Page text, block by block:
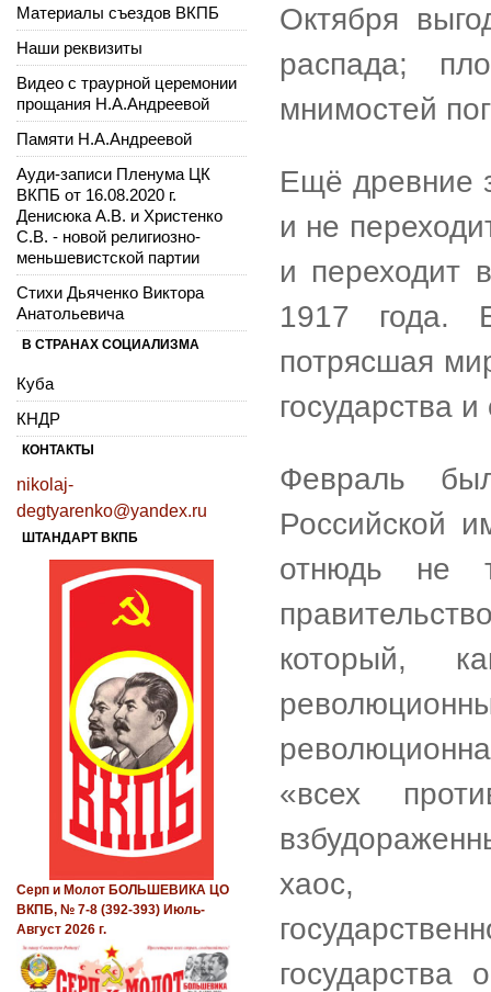
Октября
распада;
мнимостей
Ещё древние
и не
и переходит
1917 года.
потрясшая
государства
Февраль
Российской
отнюдь не
который,
«всех
хаос,
государства
Материалы съездов ВКПБ
Наши реквизиты
Видео с траурной церемонии
прощания Н.А.Андреевой
Памяти Н.А.Андреевой
Ауди-записи Пленума ЦК
ВКПБ от 16.08.2020 г.
Денисюка А.В. и Христенко
С.В. - новой религиозно-
меньшевистской партии
Стихи Дьяченко Виктора
Анатольевича
В СТРАНАХ СОЦИАЛИЗМА
Куба
КНДР
КОНТАКТЫ
nikolaj-
degtyarenko@yandex.ru
ШТАНДАРТ ВКПБ
Серп и Молот БОЛЬШЕВИКА ЦО
ВКПБ, № 7-8 (392-393) Июль-
Август 2026 г.